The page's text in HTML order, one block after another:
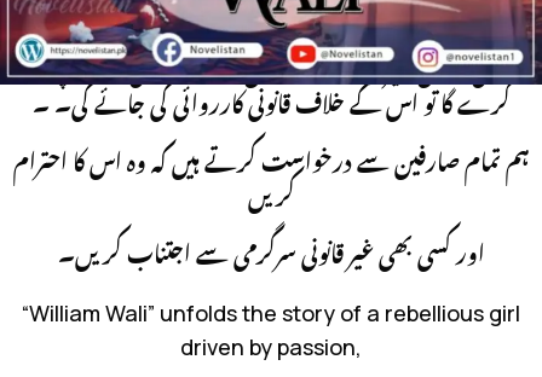
اجازت کے پوسٹ کرنا سختی سے منع ہے۔
اگر کوئی شخص بغیر اجازت کے اس مواد کو چوری کر کے پوسٹ
کرے گا تو اس کے خلاف قانونی کارروائی کی جائے گی۔ ۔
ہم تمام صارفین سے درخواست کرتے ہیں کہ وہ اس کا احترام
کریں
اور کسی بھی غیر قانونی سرگرمی سے اجتناب کریں۔
“William Wali” unfolds the story of a rebellious girl
driven by passion,